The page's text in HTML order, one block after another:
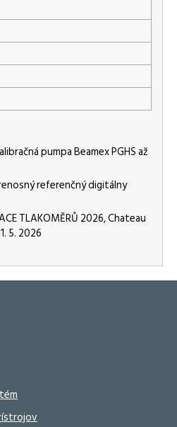
pumpa Beamex PGHS až
referenčný digitálny
TLAKOMĚRŮ 2026, Chateau
5. 2026